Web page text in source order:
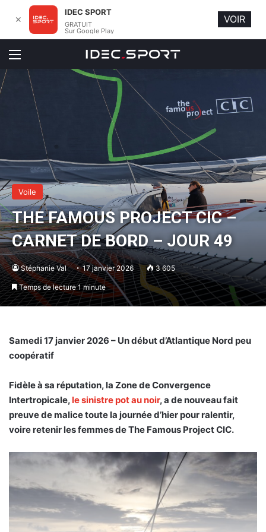
Menu
Voile
THE FAMOUS PROJECT CIC –
CARNET DE BORD – JOUR 49
Stéphanie Val 17 janvier 2026 3 605
Temps de lecture 1 minute
Samedi 17 janvier 2026 – Un début d’Atlantique Nord peu
coopératif
Fidèle à sa réputation, la Zone de Convergence
Intertropicale, le sinistre pot au noir, a de nouveau fait
preuve de malice toute la journée d’hier pour ralentir,
voire retenir les femmes de The Famous Project CIC.
✕
IDEC SPORT
GRATUIT
Sur Google Play
VOIR